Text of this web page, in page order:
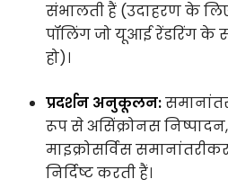
संभालती हैं (उदाहरण के
पॉलिंग जो यूआई रेंडरिंग के
हो)।
प्रदर्शन अनुकूलन:
रूप से असिंक्रोनस
माइक्रोसर्विस
निर्दिष्ट करती हैं।